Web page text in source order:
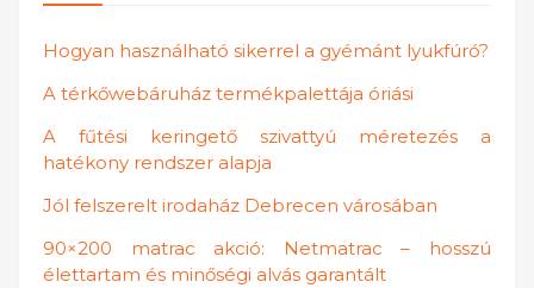
Hogyan használható sikerrel a gyémánt lyukfúró?
A térkőwebáruház termékpalettája óriási
A fűtési keringető szivattyú méretezés a
hatékony rendszer alapja
Jól felszerelt irodaház Debrecen városában
90×200 matrac akció: Netmatrac – hosszú
élettartam és minőségi alvás garantált